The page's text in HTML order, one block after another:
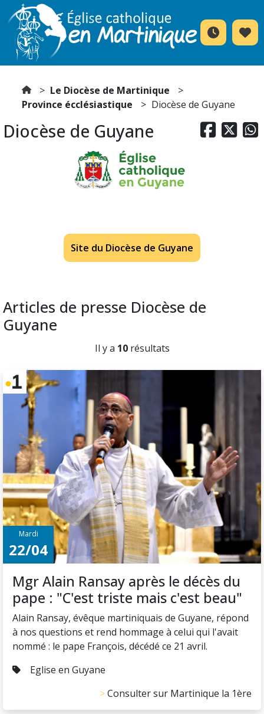
Le Diocèse de Martinique
Province écclésiastique
Diocèse de Guyane
  
Diocèse de Guyane
Site du Diocèse de Guyane
Articles de presse Diocèse de
Guyane
Il y a 10résultats
Mardi
22/04
Mgr Alain Ransay après le décès du
pape : "C'est triste mais c'est beau"
Alain Ransay, évêque martiniquais de Guyane, répond
à nos questions et rend hommage à celui qui l'avait
nommé : le pape François, décédé ce 21 avril.
Eglise en Guyane
Consulter sur Martinique la 1ère